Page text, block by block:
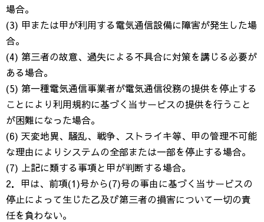
場合。
(3) 甲または甲が利用する電気通信設備に障害が発生した場
合。
(4) 第三者の故意、過失による不具合に対策を講じる必要が
ある場合。
(5) 第一種電気通信事業者が電気通信役務の提供を停止する
ことにより利用規約に基づく当サービスの提供を行うこと
が困難になった場合。
(6) 天変地異、騒乱、戦争、ストライキ等、甲の管理不可能
な理由によりシステムの全部または一部を停止する場合。
(7) 上記に類する事項と甲が判断する場合。
2．甲は、前項(1)号から(7)号の事由に基づく当サービスの
停止によって生じた乙及び第三者の損害について一切の責
任を負わない。